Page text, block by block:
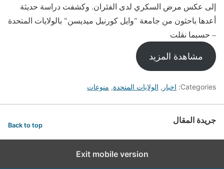
إلى عكس مرض السكري لدى الفئران. وكشفت دراسة حديثة
أعدها باحثون من جامعة "وايل كورنيل ميديسن" بالولايات المتحدة
– حسبما نقلت
مشاهدة المزيد
Categories: اخبار , الولايات المتحدة, منوعات
جريدة المقال Back to top
Exit mobile version